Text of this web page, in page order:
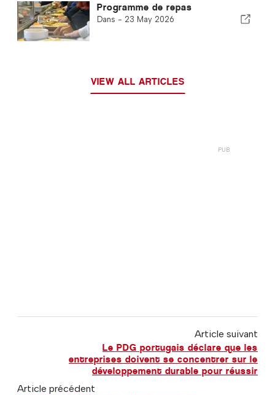
Programme de repas
Dans - 23 May 2026
VIEW ALL ARTICLES
Article suivant
Le PDG portugais déclare que les
entreprises doivent se concentrer sur le
développement durable pour réussir
Article précédent